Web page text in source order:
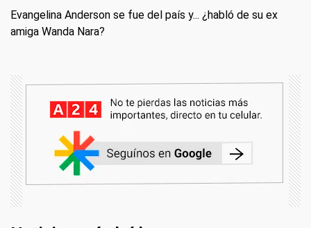
Evangelina Anderson se fue del país y... ¿habló de su ex
amiga Wanda Nara?